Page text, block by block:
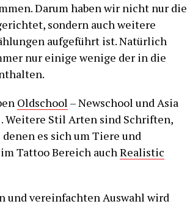
Darum haben wir nicht nur die
sondern auch weitere
aufgeführt ist. Natürlich
nur einige wenige der in die
Oldschool – Newschool und Asia
Weitere Stil Arten sind Schriften,
es sich um Tiere und
Tattoo Bereich auchRealistic
vereinfachten Auswahl wird